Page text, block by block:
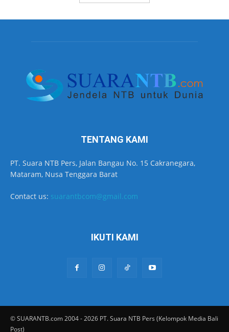
TENTANG KAMI
PT. Suara NTB Pers, Jalan Bangau No. 15 Cakranegara,
Mataram, Nusa Tenggara Barat
Contact us: suarantbcom@gmail.com
IKUTI KAMI
© SUARANTB.com 2004 - 2026 PT. Suara NTB Pers (Kelompok Media Bali
Post)